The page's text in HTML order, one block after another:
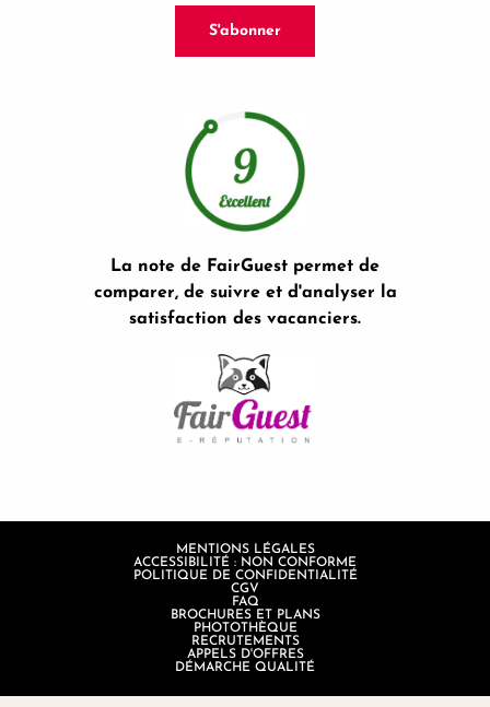
S'abonner
La note de FairGuest permet de
comparer, de suivre et d'analyser la
satisfaction des vacanciers.
MENTIONS LÉGALES
ACCESSIBILITÉ : NON CONFORME
POLITIQUE DE CONFIDENTIALITÉ
CGV
FAQ
BROCHURES ET PLANS
PHOTOTHÈQUE
RECRUTEMENTS
APPELS D'OFFRES
DÉMARCHE QUALITÉ